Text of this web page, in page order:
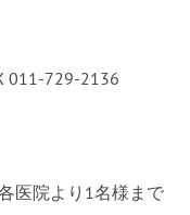
011-729-2136
医院より1名様まで